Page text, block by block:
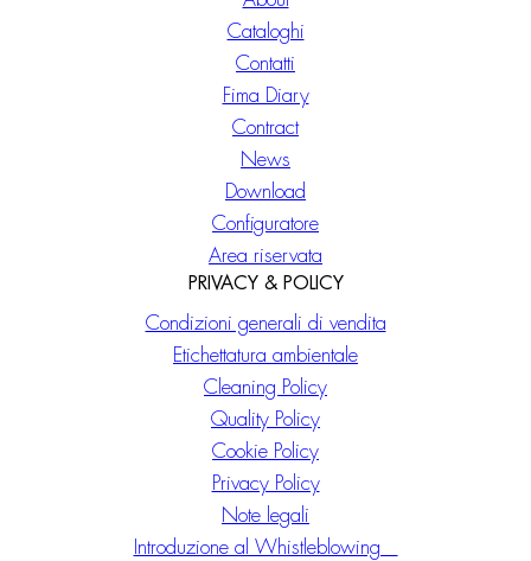
Cataloghi
Contatti
Fima Diary
Contract
News
Download
Configuratore
Area riservata
PRIVACY & POLICY
Condizioni generali di vendita
Etichettatura ambientale
Cleaning Policy
Quality Policy
Cookie Policy
Privacy Policy
Note legali
Introduzione al Whistleblowing